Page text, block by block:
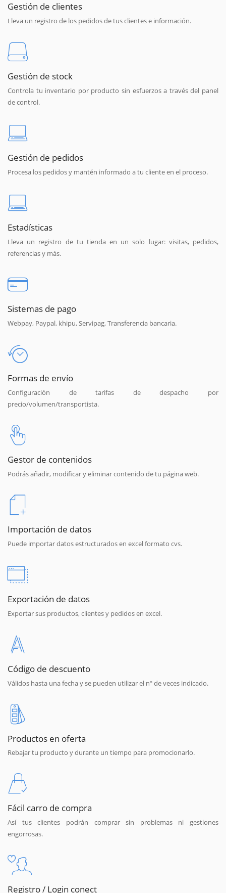
Gestión de clientes
Lleva un registro de los pedidos de tus clientes e información.
Gestión de stock
Controla tu inventario por producto sin esfuerzos a través del panel
de control.
Gestión de pedidos
Procesa los pedidos y mantén informado a tu cliente en el proceso.
Estadísticas
Lleva un registro de tu tienda en un solo lugar: visitas, pedidos,
referencias y más.
Sistemas de pago
Webpay, Paypal, khipu, Servipag, Transferencia bancaria.
Formas de envío
Configuración de tarifas de despacho por
precio/volumen/transportista.
Gestor de contenidos
Podrás añadir, modificar y eliminar contenido de tu página web.
Importación de datos
Puede importar datos estructurados en excel formato cvs.
Exportación de datos
Exportar sus productos, clientes y pedidos en excel.
Código de descuento
Válidos hasta una fecha y se pueden utilizar el nº de veces indicado.
Productos en oferta
Rebajar tu producto y durante un tiempo para promocionarlo.
Fácil carro de compra
Así tus clientes podrán comprar sin problemas ni gestiones
engorrosas.
Registro / Login conect